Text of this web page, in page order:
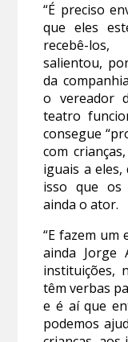
“É preciso
que eles
recebê-
salientou,
da
o vereador
teatro
consegue
com
iguais a
isso que os
ainda o ator.
“E fazem um
ainda Jorge
instituições,
têm verbas
e é aí que
podemos